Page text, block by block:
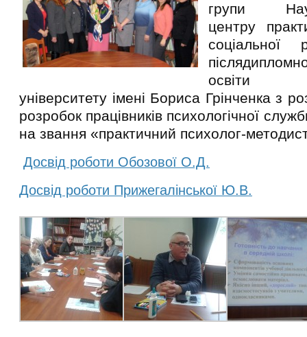
групи
центру
соціальної
освіти
університету імені Бориса Грінченка з
розробок працівників психологічної
на звання «практичний психолог-
Досвід роботи Обозової О.Д.
Досвід роботи Прижегалінської Ю.В.